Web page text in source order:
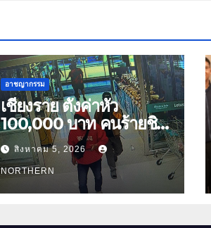
อาชญากรรม
เชียงราย ตั้งค่าหัว
100,000 บาท คนร้ายชิง
ทองเชียงของ ลาวพบ
เสื้อผ้าคนร้ายตั้งจุดตรวจ
ตามเส้นทาง
สิงหาคม 5, 2026
NORTHERN